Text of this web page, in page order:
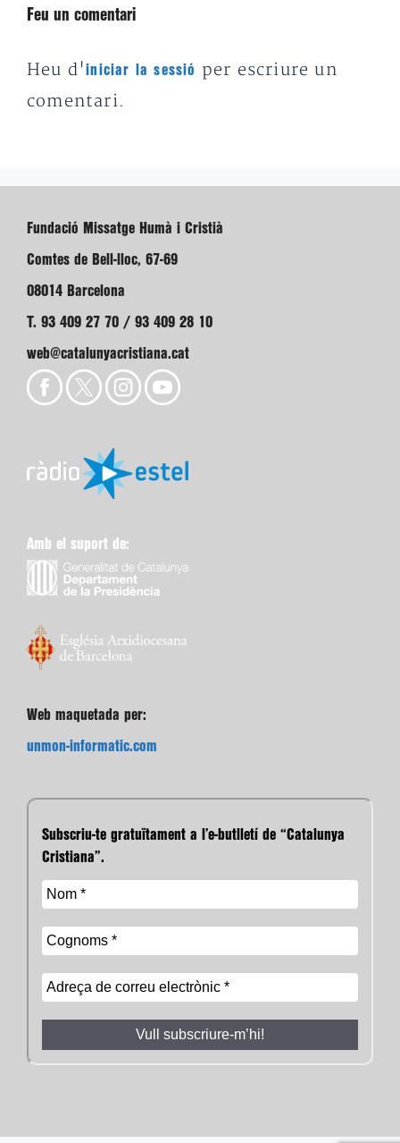
Feu un comentari
Heu d'iniciar la sessió
per escriure un
comentari.
Fundació Missatge Humà i Cristià
Comtes de Bell-lloc, 67-69
08014 Barcelona
T. 93 409 27 70 / 93 409 28 10
web@catalunyacristiana.cat
Amb el suport de:
Web maquetada per:
unmon-informatic.com
Subscriu-te gratuïtament a l’e-butlletí de “Catalunya
Cristiana”.